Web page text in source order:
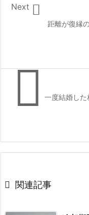
距離が復縁

Next
一度結婚した
 関連記事